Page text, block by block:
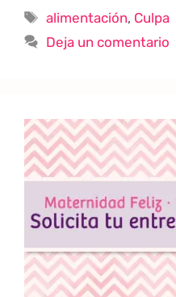
alimentación, Culpa
Deja un comentario